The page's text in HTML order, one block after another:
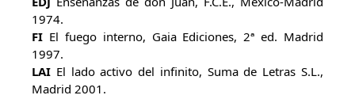
1974.
FI El fuego interno, Gaia Ediciones, 2ª ed. Madrid
1997.
LAI El lado activo del infinito, Suma de Letras S.L.,
Madrid 2001.